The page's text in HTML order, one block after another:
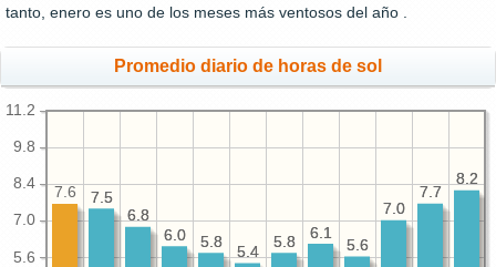
tanto, enero es uno de los meses más ventosos del año .
Promedio diario de horas de sol
5.6
7.0
8.4
9.8
11.2
8.2
7.7
7.0
5.6
6.1
5.8
5.4
5.8
6.0
6.8
7.5
8.2
7.7
7.0
5.6
6.1
5.8
5.4
5.8
6.0
6.8
7.5
7.6